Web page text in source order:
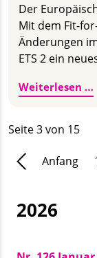
Der
Mit dem Fit-
Änderungen
ETS 2 ein
Weiterlesen …
Seite 3 von 15
Anfang
2026